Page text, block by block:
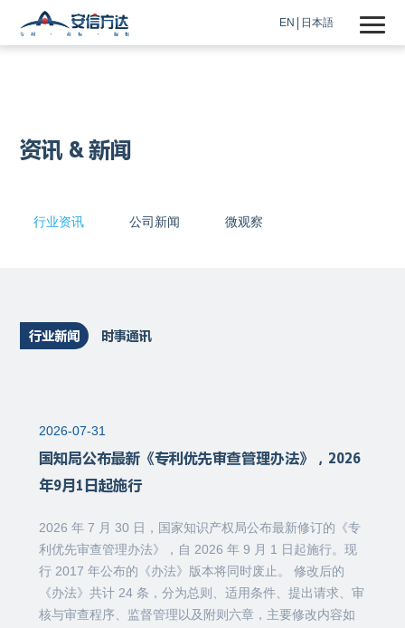
EN 日本語
资讯 & 新闻
行业资讯 公司新闻 微观察
行业新闻 时事通讯
2026-07-31
国知局公布最新《专利优先审查管理办法》，2026
年9月1日起施行
2026 年 7 月 30 日，国家知识产权局公布最新修订的《专
利优先审查管理办法》，自 2026 年 9 月 1 日起施行。现
行 2017 年公布的《办法》版本将同时废止。 修改后的
《办法》共计 24 条，分为总则、适用条件、提出请求、审
核与审查程序、监督管理以及附则六章，主要修改内容如